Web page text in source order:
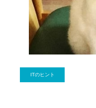
ITのヒント